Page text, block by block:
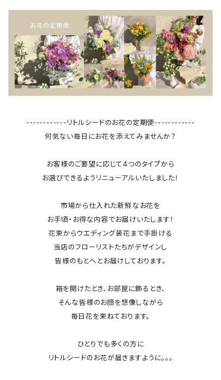
------------リトルシードのお花の定期便------------
何気ない毎日にお花を添えてみませんか？
お客様のご要望に応じて4つのタイプから
お選びできるようリニューアルいたしました！
市場から仕入れた新鮮なお花を
お手頃・お得な内容でお届けいたします！
花束からウエディング装花まで手掛ける
当店のフローリストたちがデザインし
皆様のもとへとお届けしております。
箱を開けたとき、お部屋に飾るとき、
そんな皆様のお顔を想像しながら
毎日花を束ねております。
ひとりでも多くの方に
リトルシードのお花が届きますように。。。